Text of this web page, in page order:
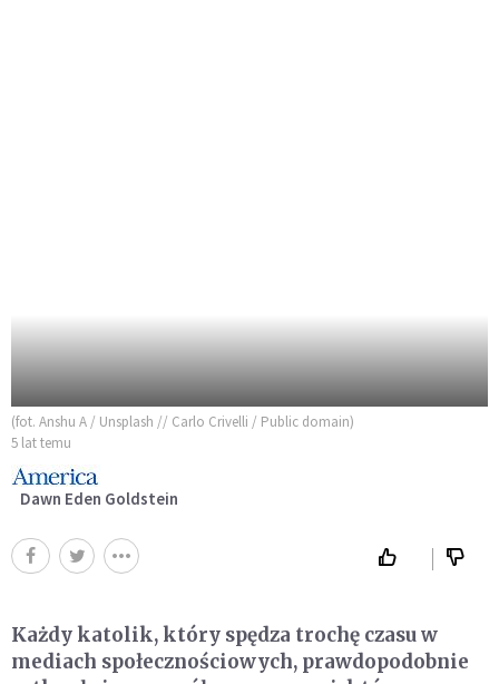
(fot. Anshu A / Unsplash // Carlo Crivelli / Public domain)
5 lat temu
Dawn Eden Goldstein
Każdy katolik, który spędza trochę czasu w
mediach społecznościowych, prawdopodobnie